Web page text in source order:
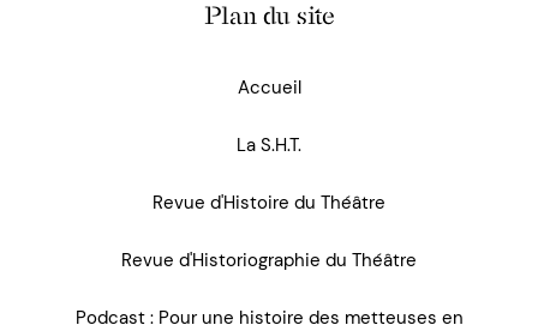
Plan du site
Accueil
La S.H.T.
Revue d'Histoire du Théâtre
Revue d'Historiographie du Théâtre
Podcast : Pour une histoire des metteuses en